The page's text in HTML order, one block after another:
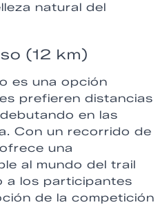
natural del
(12 km)
es una opción
prefieren distancias
en las
Con un recorrido de
una
al mundo del trail
a los participantes
de la competición